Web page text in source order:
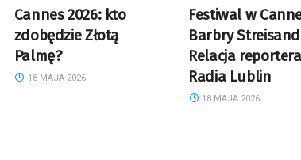
Cannes 2026: kto
zdobędzie Złotą
Palmę?
18 MAJA 2026
Festiwal w
Barbry
Relacja reportera
Radia Lublin
18 MAJA 2026